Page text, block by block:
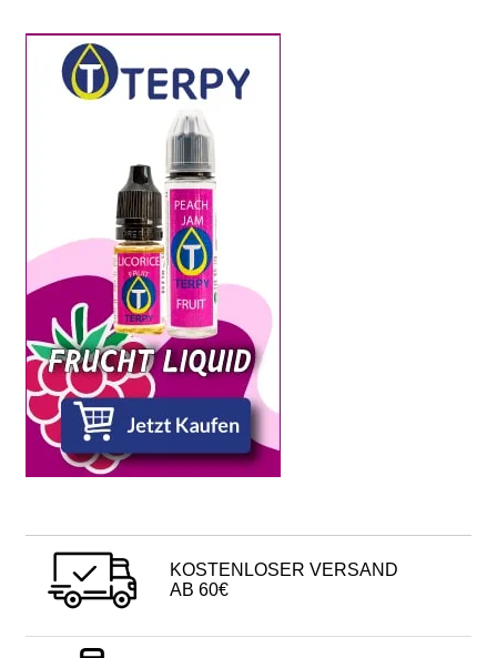
KOSTENLOSER VERSAND
AB 60€